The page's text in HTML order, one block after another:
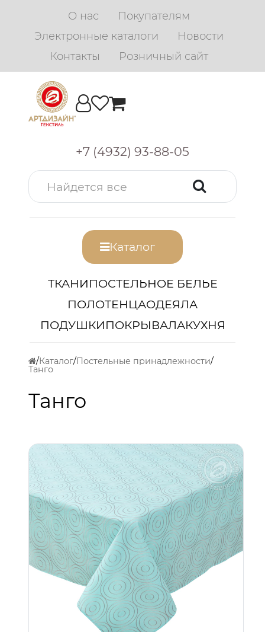
О нас
Покупателям
Электронные каталоги
Новости
Контакты
Розничный сайт
+7 (4932) 93-88-05
Каталог
ТКАНИПОСТЕЛЬНОЕ БЕЛЬЕ
ПОЛОТЕНЦАОДЕЯЛА
ПОДУШКИПОКРЫВАЛАКУХНЯ
Каталог Постельные принадлежности
Танго
Танго